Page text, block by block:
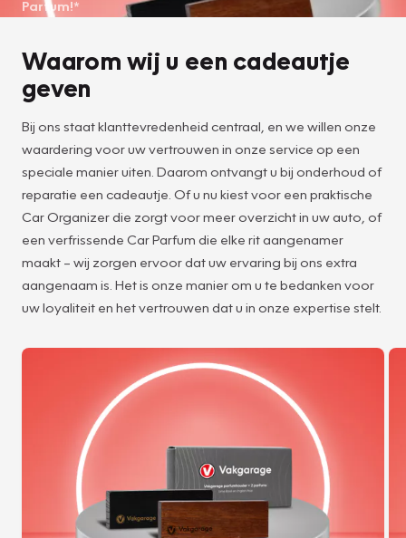
Parfum!*
Waarom wij u een cadeautje
geven
Bij ons staat klanttevredenheid centraal, en we willen onze
waardering voor uw vertrouwen in onze service op een
speciale manier uiten. Daarom ontvangt u bij onderhoud of
reparatie een cadeautje. Of u nu kiest voor een praktische
Car Organizer die zorgt voor meer overzicht in uw auto, of
een verfrissende Car Parfum die elke rit aangenamer
maakt – wij zorgen ervoor dat uw ervaring bij ons extra
aangenaam is. Het is onze manier om u te bedanken voor
uw loyaliteit en het vertrouwen dat u in onze expertise stelt.